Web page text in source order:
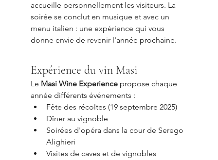
accueille personnellement les visiteurs. La
soirée se conclut en musique et avec un
menu italien : une expérience qui vous
donne envie de revenir l'année prochaine.
Expérience du vin Masi
Le Masi Wine Experience propose chaque
année différents événements :
Fête des récoltes (19 septembre 2025)
Dîner au vignoble
Soirées d'opéra dans la cour de Serego
Alighieri
Visites de caves et de vignobles